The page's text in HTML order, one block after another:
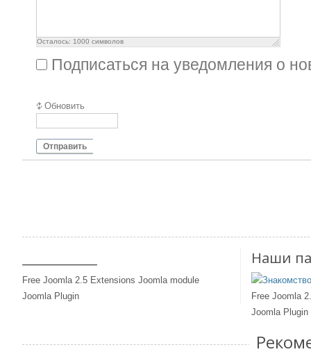
Осталось: 1000 символов
Подписаться на уведомления о
Обновить
Отправить
Free Joomla 2.5 Extensions Joomla module
Joomla Plugin
Наши
Free Joomla
Joomla Plugin
рекордно четкое